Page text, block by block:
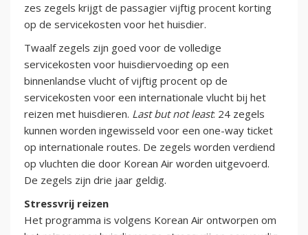
zes zegels krijgt de passagier vijftig procent korting
op de servicekosten voor het huisdier.
Twaalf zegels zijn goed voor de volledige
servicekosten voor huisdiervoeding op een
binnenlandse vlucht of vijftig procent op de
servicekosten voor een internationale vlucht bij het
reizen met huisdieren. Last but not least: 24 zegels
kunnen worden ingewisseld voor een one-way ticket
op internationale routes. De zegels worden verdiend
op vluchten die door Korean Air worden uitgevoerd.
De zegels zijn drie jaar geldig.
Stressvrij reizen
Het programma is volgens Korean Air ontworpen om